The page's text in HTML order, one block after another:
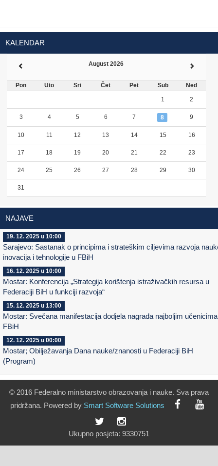
KALENDAR
August 2026
Pon Uto Sri Čet Pet Sub Ned
1 2
3 4 5 6 7 8 9
10 11 12 13 14 15 16
17 18 19 20 21 22 23
24 25 26 27 28 29 30
31
NAJAVE
19. 12. 2025 u 10:00
Sarajevo: Sastanak o principima i strateškim ciljevima razvoja
inovacija i tehnologije u FBiH
16. 12. 2025 u 10:00
Mostar: Konferencija „Strategija korištenja istraživačkih resursa u
Federaciji BiH u funkciji razvoja“
15. 12. 2025 u 13:00
Mostar: Svečana manifestacija dodjela nagrada najboljim
FBiH
12. 12. 2025 u 00:00
Mostar; Obilježavanja Dana nauke/znanosti u Federaciji BiH
(Program)
© 2016 Federalno ministarstvo obrazovanja i nauke. Sva prava
pridržana. Powered by Smart Software Solutions
Ukupno posjeta: 9330751